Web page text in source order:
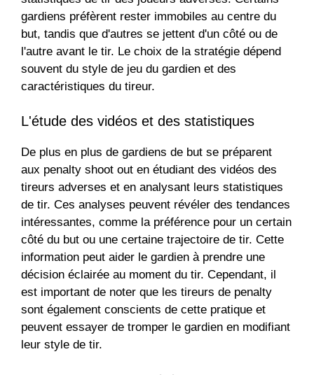
gardiens préfèrent rester immobiles au centre du
but, tandis que d'autres se jettent d'un côté ou de
l'autre avant le tir. Le choix de la stratégie dépend
souvent du style de jeu du gardien et des
caractéristiques du tireur.
L'étude des vidéos et des statistiques
De plus en plus de gardiens de but se préparent
aux penalty shoot out en étudiant des vidéos des
tireurs adverses et en analysant leurs statistiques
de tir. Ces analyses peuvent révéler des tendances
intéressantes, comme la préférence pour un certain
côté du but ou une certaine trajectoire de tir. Cette
information peut aider le gardien à prendre une
décision éclairée au moment du tir. Cependant, il
est important de noter que les tireurs de penalty
sont également conscients de cette pratique et
peuvent essayer de tromper le gardien en modifiant
leur style de tir.